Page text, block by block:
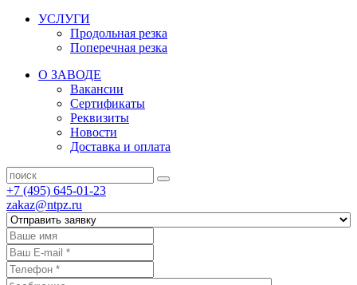
УСЛУГИ
Продольная резка
Поперечная резка
О ЗАВОДЕ
Вакансии
Сертификаты
Реквизиты
Новости
Доставка и оплата
+7 (495) 645-01-23
zakaz@ntpz.ru